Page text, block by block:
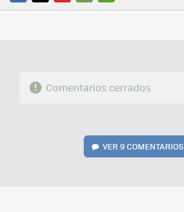
FACEBOOK
TWITTERFLIPBOARD
E-
WHATSAPP
Comentarios cerrados
VER 9 COMENTARIOS